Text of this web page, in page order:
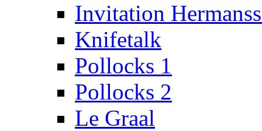
Invitation
Knifetalk
Pollocks 1
Pollocks 2
Le Graal